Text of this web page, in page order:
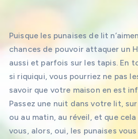
Puisque les punaises de lit
chances de pouvoir attaquer un
aussi et parfois sur les tapis. En
si riquiqui, vous pourriez ne pas
savoir que votre maison en est
Passez une nuit dans votre lit,
ou au matin, au réveil, et que
vous, alors, oui, les punaises